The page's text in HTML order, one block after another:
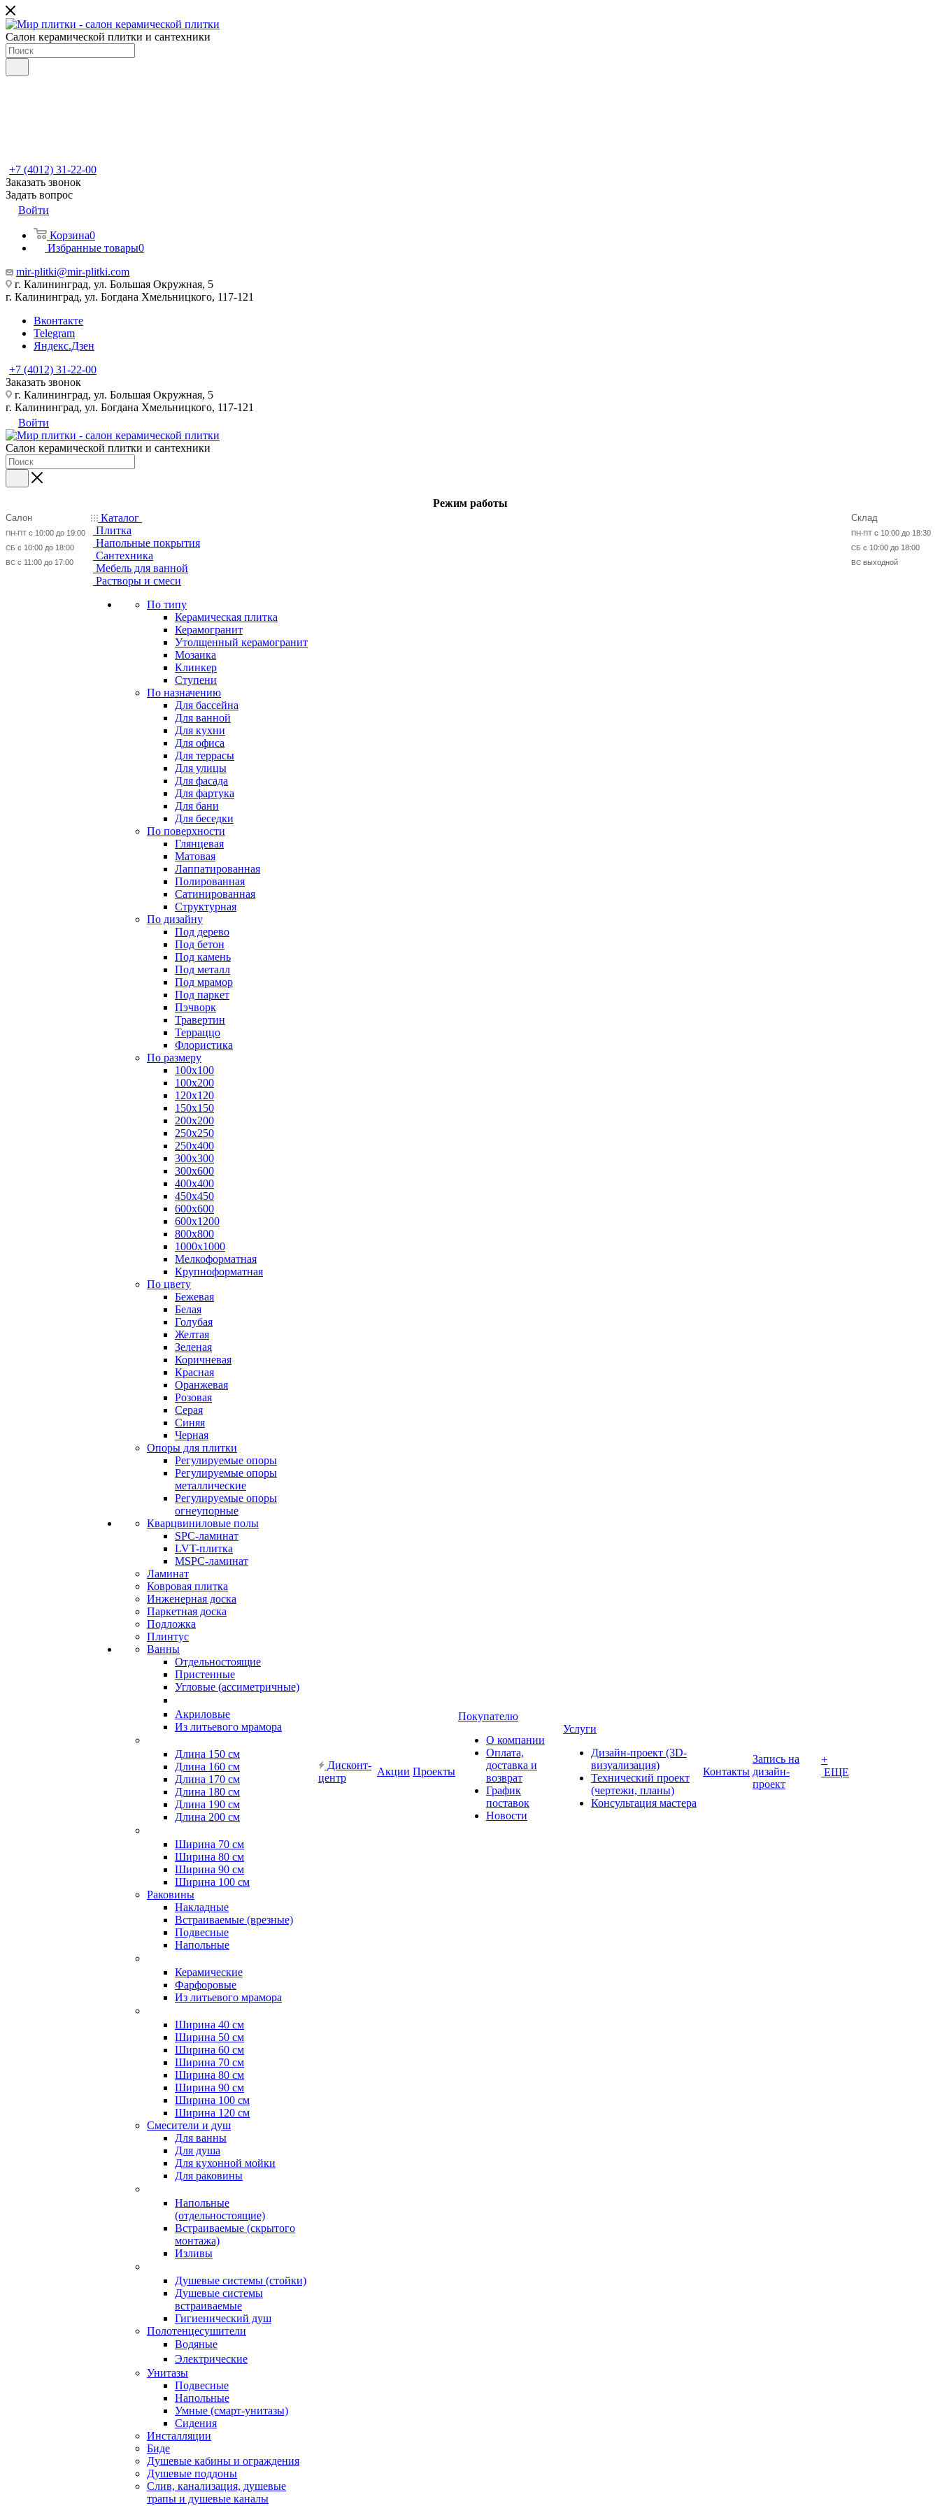
Салон керамической плитки и сантехники
+7 (4012) 31-22-00
Заказать звонок
Задать вопрос
Войти
Корзина0
Избранные товары0
mir-plitki@mir-plitki.com
г. Калининград, ул. Большая Окружная, 5
г. Калининград, ул. Богдана Хмельницкого, 117-121
Вконтакте
Telegram
Яндекс.Дзен
+7 (4012) 31-22-00
Заказать звонок
г. Калининград, ул. Большая Окружная, 5
г. Калининград, ул. Богдана Хмельницкого, 117-121
Войти
Салон керамической плитки и сантехники
Режим работы
Салон
ПН-ПТ с 10:00 до 19:00
СБ с 10:00 до 18:00
ВС с 11:00 до 17:00
Склад
ПН-ПТ с 10:00 до 18:30
СБ с 10:00 до 18:00
ВС выходной
Каталог
Плитка
Напольные покрытия
Сантехника
Мебель для ванной
Растворы и смеси
По типу
Керамическая плитка
Керамогранит
Утолщенный керамогранит
Мозаика
Клинкер
Ступени
По назначению
Для бассейна
Для ванной
Для кухни
Для офиса
Для террасы
Для улицы
Для фасада
Для фартука
Для бани
Для беседки
По поверхности
Глянцевая
Матовая
Лаппатированная
Полированная
Сатинированная
Структурная
По дизайну
Под дерево
Под бетон
Под камень
Под металл
Под мрамор
Под паркет
Пэчворк
Травертин
Терраццо
Флористика
По размеру
100х100
100х200
120х120
150х150
200х200
250х250
250х400
300х300
300х600
400х400
450х450
600х600
600х1200
800х800
1000х1000
Мелкоформатная
Крупноформатная
По цвету
Бежевая
Белая
Голубая
Желтая
Зеленая
Коричневая
Красная
Оранжевая
Розовая
Серая
Синяя
Черная
Опоры для плитки
Регулируемые опоры
Регулируемые опоры
металлические
Регулируемые опоры
огнеупорные
Кварцвиниловые полы
SPC-ламинат
LVT-плитка
MSPC-ламинат
Ламинат
Ковровая плитка
Инженерная доска
Паркетная доска
Подложка
Плинтус
Ванны
Отдельностоящие
Пристенные
Угловые (ассиметричные)
Акриловые
Из литьевого мрамора
Длина 150 см
Длина 160 см
Длина 170 см
Длина 180 см
Длина 190 см
Длина 200 см
Ширина 70 см
Ширина 80 см
Ширина 90 см
Ширина 100 см
Раковины
Накладные
Встраиваемые (врезные)
Подвесные
Напольные
Керамические
Фарфоровые
Из литьевого мрамора
Ширина 40 см
Ширина 50 см
Ширина 60 см
Ширина 70 см
Ширина 80 см
Ширина 90 см
Ширина 100 см
Ширина 120 см
Смесители и душ
Для ванны
Для душа
Для кухонной мойки
Для раковины
Напольные
(отдельностоящие)
Встраиваемые (скрытого
монтажа)
Изливы
Душевые системы (стойки)
Душевые системы
встраиваемые
Гигиенический душ
Полотенцесушители
ㅤВодяные
ㅤЭлектрические
Унитазы
Подвесные
Напольные
Умные (смарт-унитазы)
Сидения
Инсталляции
Биде
Душевые кабины и ограждения
Душевые поддоны
Слив, канализация, душевые
трапы и душевые каналы
Дисконт-
центр
Акции Проекты
Покупателю
О компании
Оплата,
доставка и
возврат
График
поставок
Новости
Услуги
Дизайн-проект (3D-
визуализация)
Технический проект
(чертежи, планы)
Консультация мастера
Контакты
Запись на
дизайн-
проект
+
ЕЩЕ